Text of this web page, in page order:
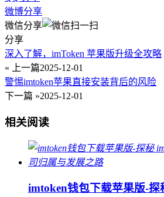
微博分享
微信分享
分享
深入了解，imToken 苹果版升级全攻略
« 上一篇2025-12-01
警惕imtoken苹果直接安装背后的风险
下一篇 »2025-12-01
相关阅读
imtoken钱包下载苹果版-探